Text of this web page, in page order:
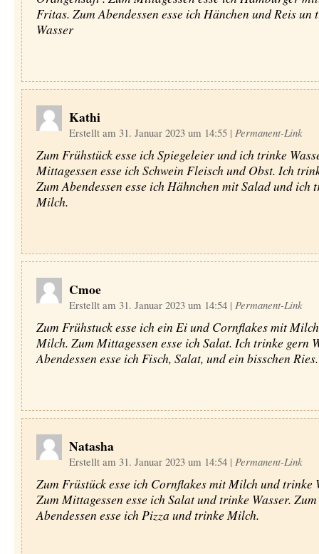
Fritas. Zum Abendessen esse ich Hänchen und Reis un
Wasser
Kathi
Erstellt am 31. Januar 2023 um 14:55 | Permanent-Link
Zum Frühstück esse ich Spiegeleier und ich trinke
Mittagessen esse ich Schwein Fleisch und Obst. Ich
Zum Abendessen esse ich Hähnchen mit Salad und ich
Milch.
Cmoe
Erstellt am 31. Januar 2023 um 14:54 | Permanent-Link
Zum Frühstuck esse ich ein Ei und Cornflakes mit
Milch. Zum Mittagessen esse ich Salat. Ich trinke gern
Abendessen esse ich Fisch, Salat, und ein bisschen Ries.
Natasha
Erstellt am 31. Januar 2023 um 14:54 | Permanent-Link
Zum Früstück esse ich Cornflakes mit Milch und trinke
Zum Mittagessen esse ich Salat und trinke Wasser. Zum
Abendessen esse ich Pizza und trinke Milch.